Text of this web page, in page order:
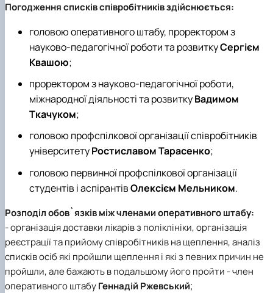
Погодження списків співробітників здійснюється:
головою оперативного штабу, проректором з
науково-педагогічної роботи та розвиткуСергієм
Квашою;
проректором з науково-педагогічної роботи,
міжнародної діяльності та розвиткуВадимом
Ткачуком;
головою профспілкової організації співробітників
університетуРостиславом Тарасенко;
головою первинної профспілкової організації
студентів і аспірантівОлексієм Мельником.
Розподіл обов`язків між членами оперативного штабу:
- організація доставки лікарів з поліклініки, організація
реєстрації та прийому співробітників на щеплення, аналіз
списків осіб які пройшли щеплення і які з певних причин не
пройшли, але бажають в подальшому його пройти - член
оперативного штабуГеннадій Ржевський;